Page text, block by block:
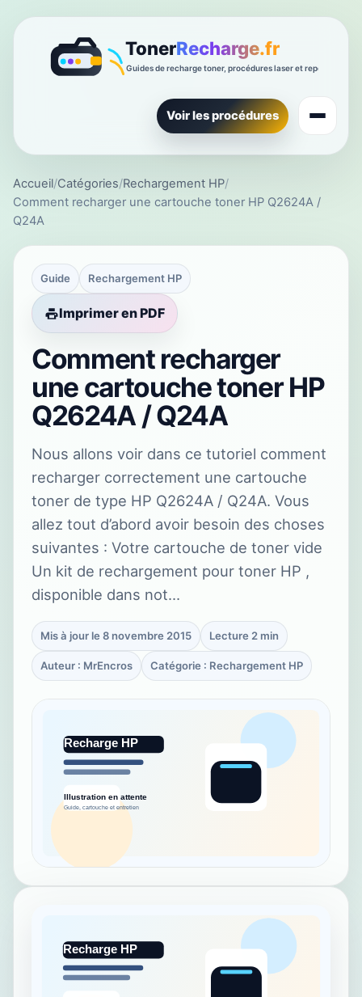
Voir les procédures
Accueil/Catégories/Rechargement HP/
Comment recharger une cartouche toner HP Q2624A /
Q24A
Guide Rechargement HP
Imprimer en PDF
Comment recharger
une cartouche toner HP
Q2624A / Q24A
Nous allons voir dans ce tutoriel comment
recharger correctement une cartouche
toner de type HP Q2624A / Q24A. Vous
allez tout d’abord avoir besoin des choses
suivantes : Votre cartouche de toner vide
Un kit de rechargement pour toner HP ,
disponible dans not…
Mis à jour le 8 novembre 2015 Lecture 2 min
Auteur : MrEncros Catégorie : Rechargement HP